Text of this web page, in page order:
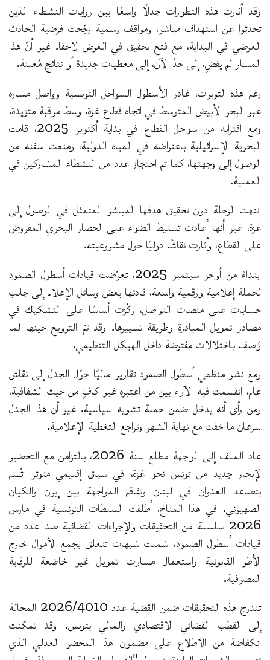
وقد أثارت هذه التطورات جدلًا واسعًا بين روايات النشطاء الذين
تحدثوا عن استهداف مباشر، ومواقف رسمية رجّحت فرضية الحادث
العرضي في البداية، مع فتح تحقيق في الغرض لاحقا. غير أنّ هذا
المسار لم يفضِ، إلى حدّ الآن، إلى معطيات جديدة أو نتائج مُعلنة.
رغم هذه التوترات، غادر الأسطول السواحل التونسية وواصل مساره
عبر البحر الأبيض المتوسط في اتجاه قطاع غزة، وسط مراقبة متزايدة.
ومع اقترابه من سواحل القطاع في بداية أكتوبر 2025، قامت
البحرية الإسرائيلية باعتراضه في المياه الدولية، ومنعت سفنه من
الوصول إلى وجهتها، كما تم احتجاز عدد من النشطاء المشاركين في
العملية.
انتهت الرحلة دون تحقيق هدفها المباشر المتمثل في الوصول إلى
غزة، غير أنها أعادت تسليط الضوء على الحصار البحري المفروض
على القطاع، وأثارت نقاشًا دوليًا حول مشروعيته.
ابتداءً من أواخر سبتمبر 2025، تعرّضت قيادات أسطول الصمود
لحملة إعلامية ورقمية واسعة، قادتها بعض وسائل الإعلام إلى جانب
حسابات على منصات التواصل، ركّزت أساسًا على التشكيك في
مصادر تمويل المبادرة وطريقة تسييرها. وقد تمّ الترويج حينها لما
وُصف بـاختلالات مفترضة داخل الهيكل التنظيمي.
ومع نشر منظمي أسطول الصمود تقارير ماليًا حوّل الجدل إلى نقاش
عام، انقسمت فيه الآراء بين من اعتبره غير كافٍ من حيث الشفافية،
ومن رأى أنه يدخل ضمن حملة تشويه سياسية. غير أن هذا الجدل
سرعان ما خفت مع نهاية الشهر وتراجع التغطية الإعلامية.
عاد الملف إلى الواجهة مطلع سنة 2026، بالتزامن مع التحضير
لإبحار جديد من تونس نحو غزة، في سياق إقليمي متوتر اتّسم
بتصاعد العدوان في لبنان وتفاقم المواجهة بين إيران والكيان
الصهيوني. في هذا المناخ، أطلقت السلطات التونسية في مارس
2026 سلسلة من التحقيقات والإجراءات القضائية ضد عدد من
قيادات أسطول الصمود، شملت شبهات تتعلق بجمع الأموال خارج
الأطر القانونية واستعمال مسارات تمويل غير خاضعة للرقابة
المصرفية.
تندرج هذه التحقيقات ضمن القضية عدد 2026/4010 المحالة
إلى القطب القضائي الاقتصادي والمالي بتونس. وقد تمكنت
انكفاضة من الاطلاع على مضمون هذا المحضر العدلي الذي